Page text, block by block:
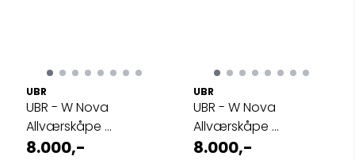
UBR
UBR - W Nova
Allværskåpe ...
8.000,-
UBR
UBR - W Nova
Allværskåpe ...
8.000,-